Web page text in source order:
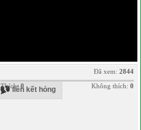
liên kết hỏng
Đã xem: 2844
Thích:0 Không thích: 0